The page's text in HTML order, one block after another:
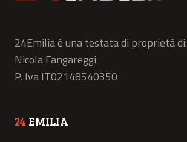
24Emilia è una testata di proprietà di:
Nicola Fangareggi
P. Iva IT02148540350
24 EMILIA